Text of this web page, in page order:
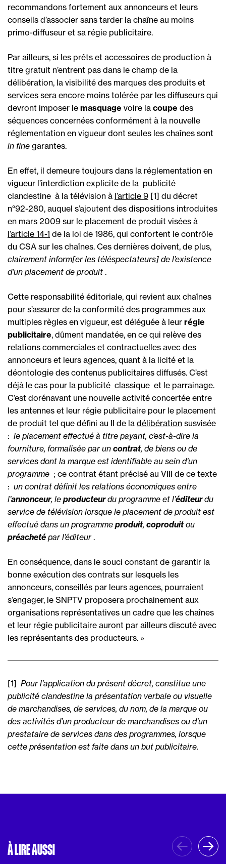
recommandons fortement aux annonceurs et leurs
conseils d’associer sans tarder la chaîne au moins
primo-diffuseur et sa régie publicitaire.
Par ailleurs, si les prêts et accessoires de production à
titre gratuit n’entrent pas dans le champ de la
délibération, la visibilité des marques des produits et
services sera encore moins tolérée par les diffuseurs qui
devront imposer le masquage voire la coupe des
séquences concernées conformément à la nouvelle
réglementation en vigueur dont seules les chaînes sont
in fine garantes.
En effet, il demeure toujours dans la réglementation en
vigueur l’interdiction explicite de la  publicité
clandestine  à la télévision à l’article 9 [1] du décret
n°92-280, auquel s’ajoutent des dispositions introduites
en mars 2009 sur le placement de produit visées à
l’article 14-1 de la loi de 1986, qui confortent le contrôle
du CSA sur les chaînes. Ces dernières doivent, de plus, 
clairement inform[er les téléspectateurs] de l’existence
d’un placement de produit .
Cette responsabilité éditoriale, qui revient aux chaînes
pour s’assurer de la conformité des programmes aux
multiples règles en vigueur, est déléguée à leur régie
publicitaire, dûment mandatée, en ce qui relève des
relations commerciales et contractuelles avec des
annonceurs et leurs agences, quant à la licité et la
déontologie des contenus publicitaires diffusés. C’est
déjà le cas pour la publicité  classique  et le parrainage.
C’est dorénavant une nouvelle activité concertée entre
les antennes et leur régie publicitaire pour le placement
de produit tel que défini au II de la délibération susvisée
:  le placement effectué à titre payant, c’est-à-dire la
fourniture, formalisée par un contrat, de biens ou de
services dont la marque est identifiable au sein d’un
programme  ; ce contrat étant précisé au VIII de ce texte
:  un contrat définit les relations économiques entre
l’annonceur, le producteurdu programme et l’éditeurdu
service de télévision lorsque le placement de produit est
effectué dans un programme produit, coproduitou
préacheté par l’éditeur.
En conséquence, dans le souci constant de garantir la
bonne exécution des contrats sur lesquels les
annonceurs, conseillés par leurs agences, pourraient
s’engager, le SNPTV proposera prochainement aux
organisations représentatives un cadre que les chaînes
et leur régie publicitaire auront par ailleurs discuté avec
les représentants des producteurs. »
[1]  Pour l’application du présent décret, constitue une
publicité clandestine la présentation verbale ou visuelle
de marchandises, de services, du nom, de la marque ou
des activités d’un producteur de marchandises ou d’un
prestataire de services dans des programmes, lorsque
cette présentation est faite dans un but publicitaire.
À LIRE AUSSI